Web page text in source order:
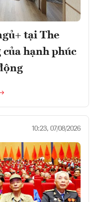
tại The
hạnh phúc
10:23, 07/08/2026